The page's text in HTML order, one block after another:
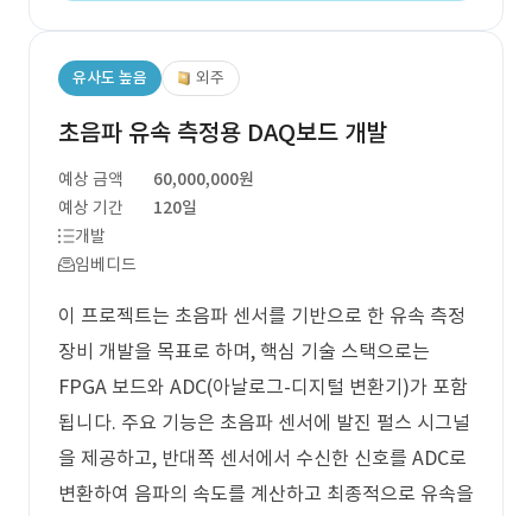
유사도 높음 외주
초음파 유속 측정용 DAQ보드 개발
예상 금액
60,000,000원
예상 기간
120일
개발
임베디드
이 프로젝트는 초음파 센서를 기반으로 한 유속 측정
장비 개발을 목표로 하며, 핵심 기술 스택으로는
FPGA 보드와 ADC(아날로그-디지털 변환기)가 포함
됩니다. 주요 기능은 초음파 센서에 발진 펄스 시그널
을 제공하고, 반대쪽 센서에서 수신한 신호를 ADC로
변환하여 음파의 속도를 계산하고 최종적으로 유속을